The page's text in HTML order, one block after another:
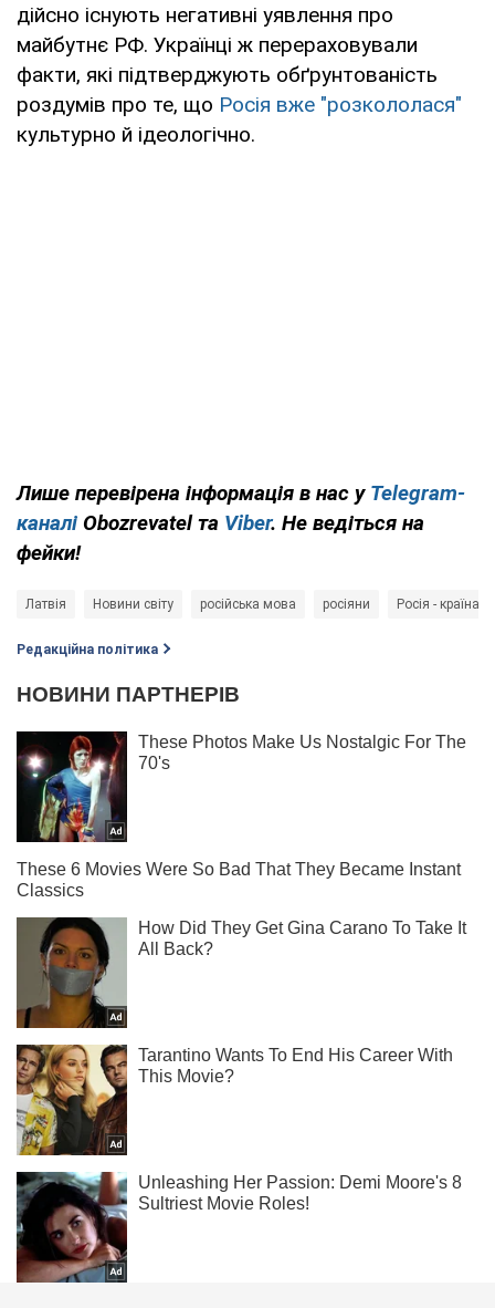
дійсно існують негативні уявлення про
майбутнє РФ. Українці ж перераховували
факти, які підтверджують обґрунтованість
роздумів про те, що Росія вже "розкололася"
культурно й ідеологічно.
Лише перевірена інформація в нас у Telegram-
каналі Obozrevatel та Viber. Не ведіться на
фейки!
Латвія Новини світу російська мова росіяни Росія - країна-
Редакційна політика